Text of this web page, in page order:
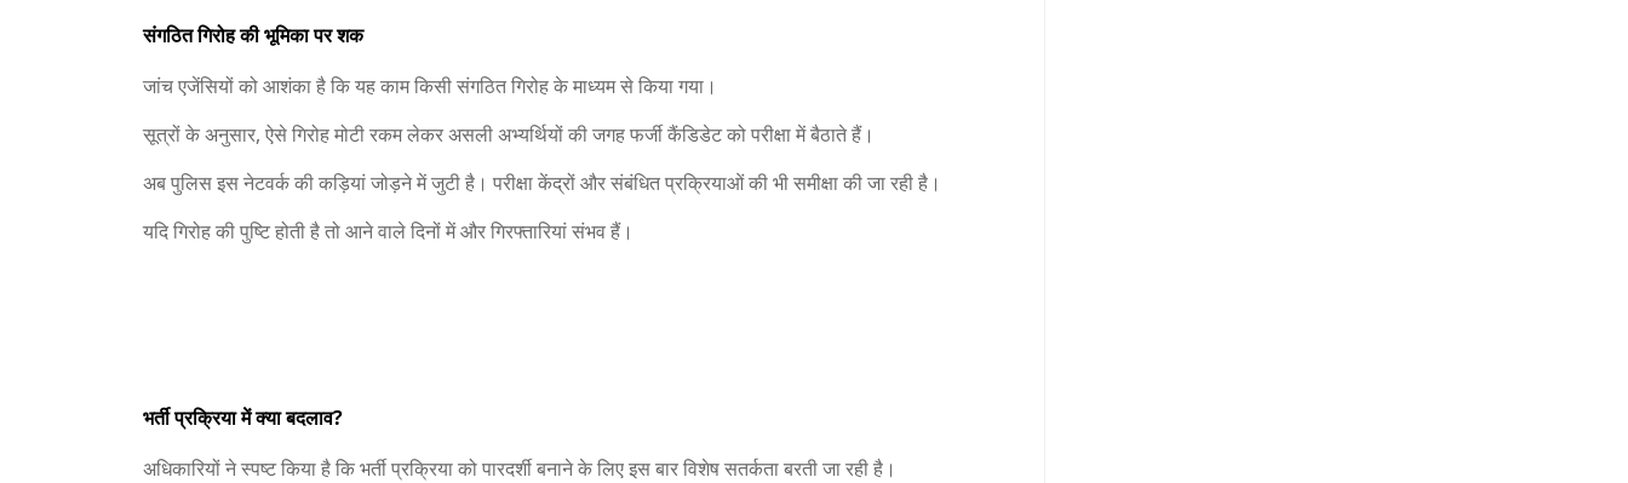
संगठित गिरोह की भूमिका पर शक
जांच एजेंसियों को आशंका है कि यह काम किसी संगठित गिरोह के माध्यम से किया गया।
सूत्रों के अनुसार, ऐसे गिरोह मोटी रकम लेकर असली अभ्यर्थियों की जगह फर्जी कैंडिडेट को परीक्षा में बैठाते हैं।
अब पुलिस इस नेटवर्क की कड़ियां जोड़ने में जुटी है। परीक्षा केंद्रों और संबंधित प्रक्रियाओं की भी समीक्षा की जा रही है।
यदि गिरोह की पुष्टि होती है तो आने वाले दिनों में और गिरफ्तारियां संभव हैं।
भर्ती प्रक्रिया में क्या बदलाव?
अधिकारियों ने स्पष्ट किया है कि भर्ती प्रक्रिया को पारदर्शी बनाने के लिए इस बार विशेष सतर्कता बरती जा रही है।